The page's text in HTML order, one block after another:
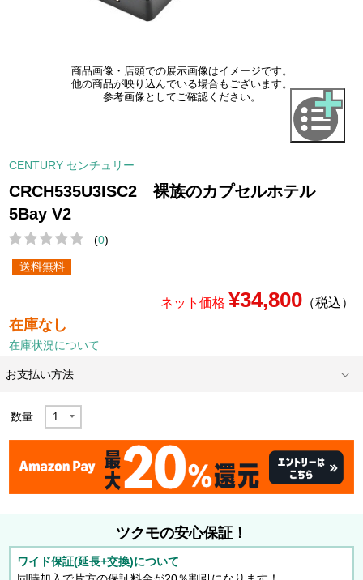
商品画像・店頭での展示画像はイメージです。
他の商品が映り込んでいる場合もございます。
参考画像としてご確認ください。
CENTURY センチュリー
CRCH535U3ISC2 裸族のカプセルホテル
5Bay V2
(0)
送料無料
ネット価格 ¥34,800（税込）
在庫なし
在庫状況について
お支払い方法
数量
ツクモの安心保証！
ワイド保証(延長+交換)について